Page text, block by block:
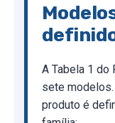
A Tabela 1 do
sete
produto é